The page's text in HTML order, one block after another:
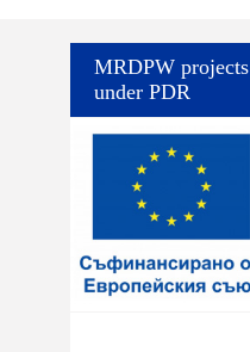
MRDPW projects
under PDR